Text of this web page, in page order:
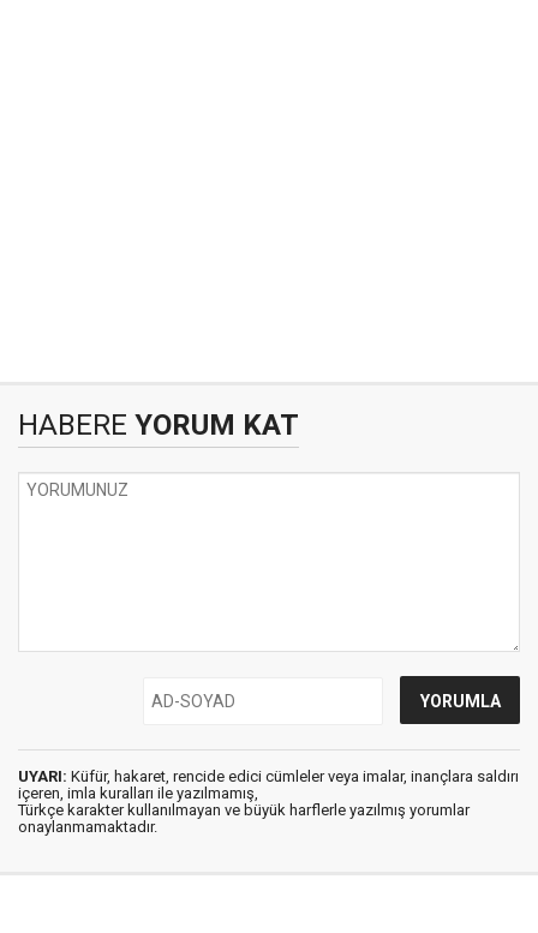
HABERE YORUM KAT
UYARI: Küfür, hakaret, rencide edici cümleler veya imalar, inançlara saldırı
içeren, imla kuralları ile yazılmamış,
Türkçe karakter kullanılmayan ve büyük harflerle yazılmış yorumlar
onaylanmamaktadır.